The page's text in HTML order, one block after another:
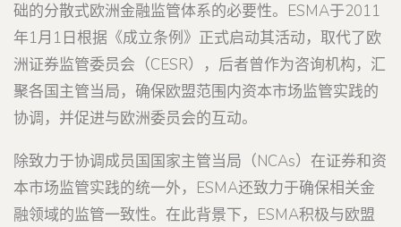
础的分散式欧洲金融监管体系的必要性。ESMA于2011
年1月1日根据《成立条例》正式启动其活动，取代了欧
洲证券监管委员会（CESR），后者曾作为咨询机构，汇
聚各国主管当局，确保欧盟范围内资本市场监管实践的
协调，并促进与欧洲委员会的互动。
除致力于协调成员国国家主管当局（NCAs）在证券和资
本市场监管实践的统一外，ESMA还致力于确保相关金
融领域的监管一致性。在此背景下，ESMA积极与欧盟